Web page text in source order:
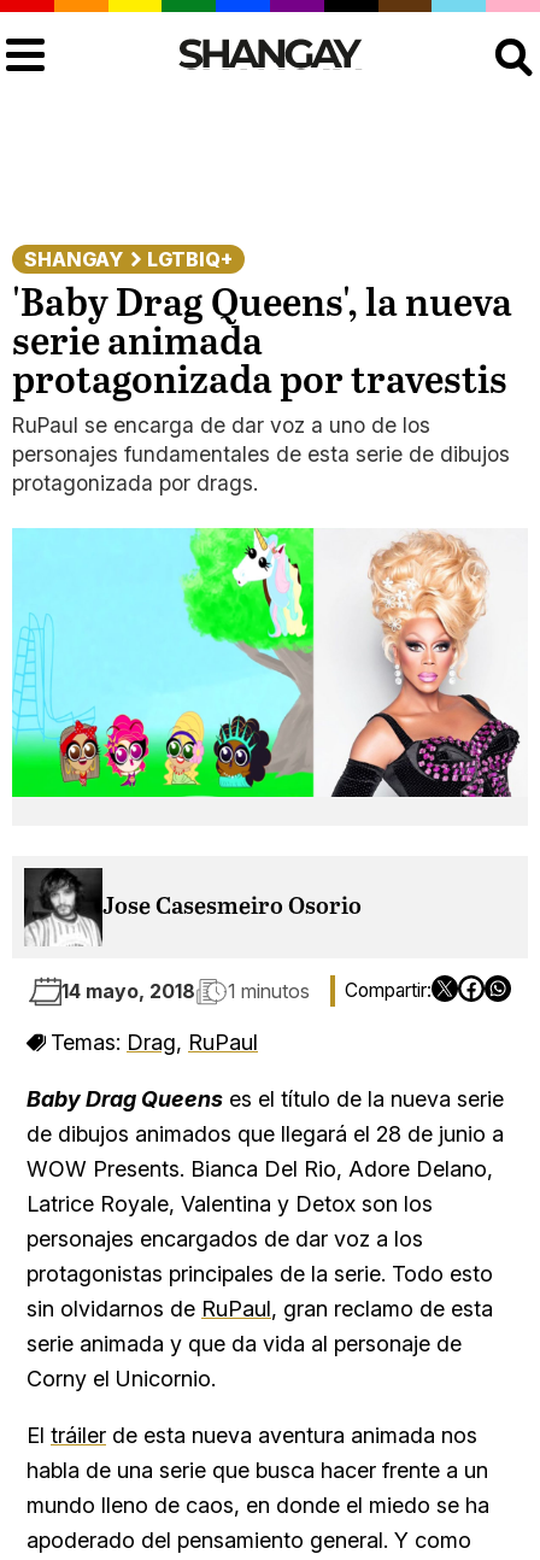
SHANGAY LGTBIQ+
'Baby Drag Queens', la nueva
serie animada
protagonizada por travestis
RuPaul se encarga de dar voz a uno de los
personajes fundamentales de esta serie de dibujos
protagonizada por drags.
Jose Casesmeiro Osorio
14 mayo, 2018 1 minutos
Temas: Drag, RuPaul
Baby Drag Queens es el título de la nueva serie
de dibujos animados que llegará el 28 de junio a
WOW Presents. Bianca Del Rio, Adore Delano,
Latrice Royale, Valentina y Detox son los
personajes encargados de dar voz a los
protagonistas principales de la serie. Todo esto
sin olvidarnos de RuPaul, gran reclamo de esta
serie animada y que da vida al personaje de
Corny el Unicornio.
El tráiler de esta nueva aventura animada nos
habla de una serie que busca hacer frente a un
mundo lleno de caos, en donde el miedo se ha
apoderado del pensamiento general. Y como